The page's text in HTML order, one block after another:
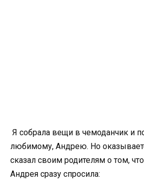
Я собрала вещи в чемоданчик и
любимому, Андрею. Но
сказал своим родителям о том,
Андрея сразу спросила: